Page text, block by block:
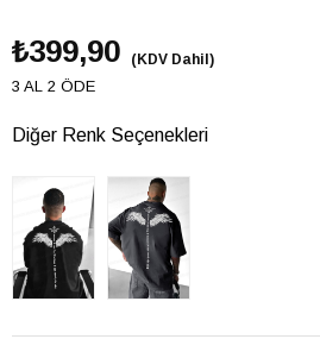
₺399,90 (KDV Dahil)
3 AL 2 ÖDE
Diğer Renk Seçenekleri